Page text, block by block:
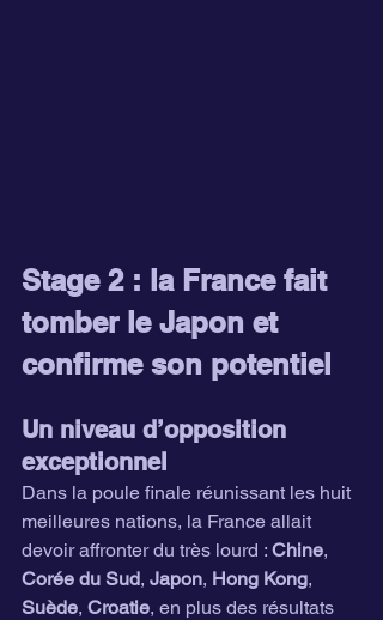
Stage 2 : la France fait
tomber le Japon et
confirme son potentiel
Un niveau d’opposition
exceptionnel
Dans la poule finale réunissant les huit
meilleures nations, la France allait
devoir affronter du très lourd : Chine,
Corée du Sud, Japon, Hong Kong,
Suède, Croatie, en plus des résultats